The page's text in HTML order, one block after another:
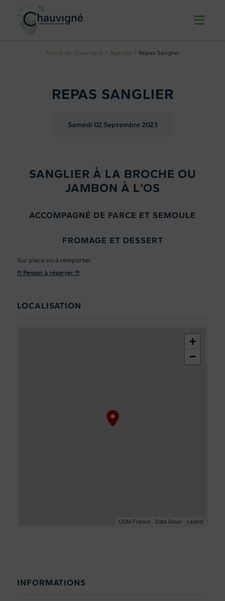
Mairie de Chauvigné Agenda Repas Sanglier
REPAS SANGLIER
Samedi 02 Septembre 2023
SANGLIER À LA BROCHE OU
JAMBON À L’OS
ACCOMPAGNÉ DE FARCE ET SEMOULE
FROMAGE ET DESSERT
Sur place ou à remporter
!!! Penser à réserver !!!
LOCALISATION
+
−
OSM France - Data Gouv - Leaflet
INFORMATIONS